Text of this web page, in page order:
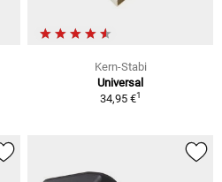
Kern-Stabi
Universal
34,95 €1